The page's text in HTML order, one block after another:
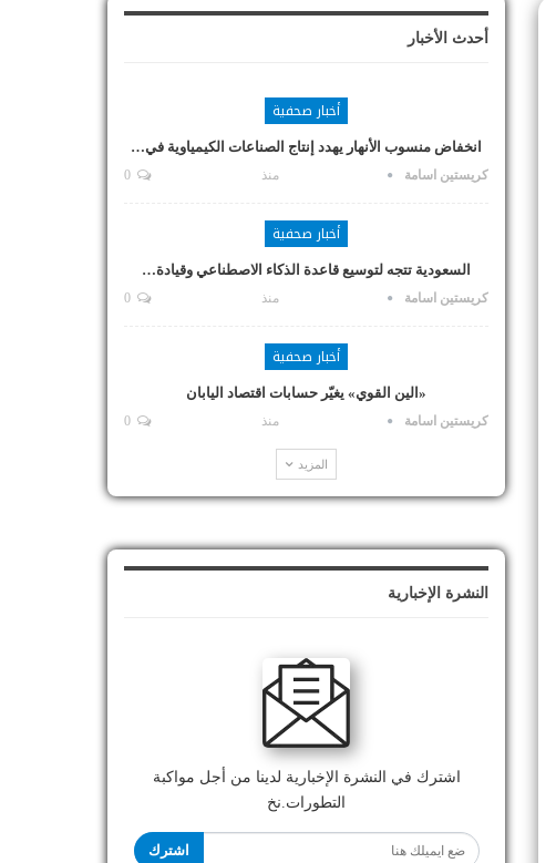
أحدث الأخبار
أخبار صحفية
انخفاض منسوب الأنهار يهدد إنتاج الصناعات الكيمياوية في…
كريستين اسامة منذ
أخبار صحفية
السعودية تتجه لتوسيع قاعدة الذكاء الاصطناعي وقيادة…
كريستين اسامة منذ
أخبار صحفية
«الين القوي» يغيّر حسابات اقتصاد اليابان
كريستين اسامة منذ
المزيد
النشرة الإخبارية
اشترك في النشرة الإخبارية لدينا من أجل مواكبة
التطورات.نخ
اشترك